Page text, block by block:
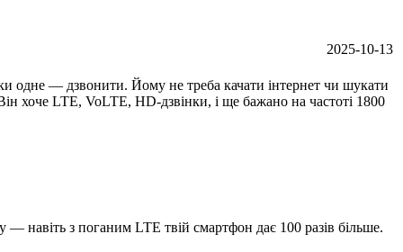
2025-10-13
одне — дзвонити. Йому не треба качати інтернет чи шукати
хоче LTE, VoLTE, HD‑дзвінки, і ще бажано на частоті 1800
навіть з поганим LTE твій смартфон дає 100 разів більше.